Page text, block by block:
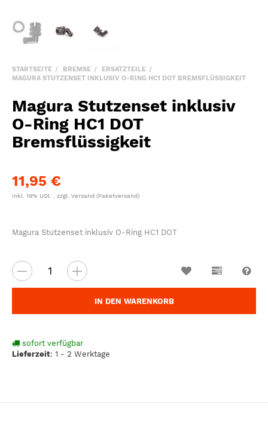
STARTSEITE BREMSE
ERSATZTEILE
MAGURA STUTZENSET INKLUSIV O-RING HC1 DOT BREMSFLÜSSIGKEIT
Magura Stutzenset inklusiv
O-Ring HC1 DOT
Bremsflüssigkeit
11,95 €
inkl. 19% USt. , zzgl. Versand (Paketversand)
Magura Stutzenset inklusiv O-Ring HC1 DOT
IN DEN WARENKORB
sofort verfügbar
Lieferzeit: 1 - 2 Werktage
Wunschzettel